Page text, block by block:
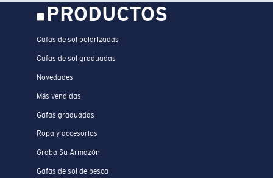
PRODUCTOS
Gafas de sol polarizadas
Gafas de sol graduadas
Novedades
Más vendidas
Gafas graduadas
Ropa y accesorios
Graba Su Armazón
Gafas de sol de pesca